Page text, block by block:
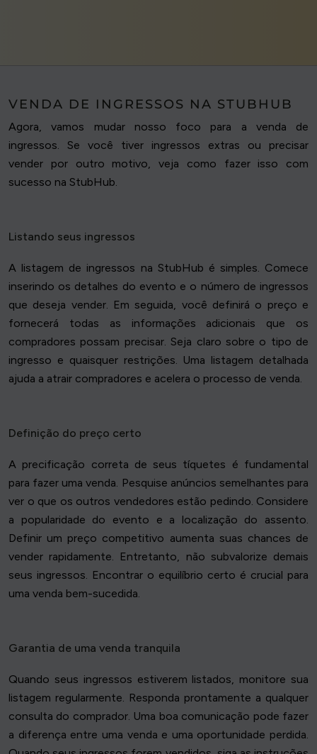
VENDA DE INGRESSOS NA STUBHUB
Agora, vamos mudar nosso foco para a venda de
ingressos. Se você tiver ingressos extras ou precisar
vender por outro motivo, veja como fazer isso com
sucesso na StubHub.
Listando seus ingressos
A listagem de ingressos na StubHub é simples. Comece
inserindo os detalhes do evento e o número de ingressos
que deseja vender. Em seguida, você definirá o preço e
fornecerá todas as informações adicionais que os
compradores possam precisar. Seja claro sobre o tipo de
ingresso e quaisquer restrições. Uma listagem detalhada
ajuda a atrair compradores e acelera o processo de venda.
Definição do preço certo
A precificação correta de seus tíquetes é fundamental
para fazer uma venda. Pesquise anúncios semelhantes para
ver o que os outros vendedores estão pedindo. Considere
a popularidade do evento e a localização do assento.
Definir um preço competitivo aumenta suas chances de
vender rapidamente. Entretanto, não subvalorize demais
seus ingressos. Encontrar o equilíbrio certo é crucial para
uma venda bem-sucedida.
Garantia de uma venda tranquila
Quando seus ingressos estiverem listados, monitore sua
listagem regularmente. Responda prontamente a qualquer
consulta do comprador. Uma boa comunicação pode fazer
a diferença entre uma venda e uma oportunidade perdida.